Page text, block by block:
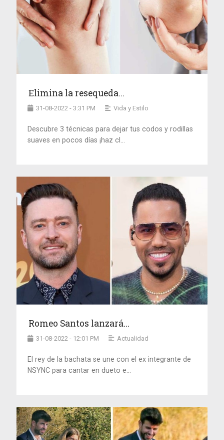
Elimina la resequeda...
31-08-2022 - 3:31 PM Vida y Estilo
Descubre 3 técnicas para dejar tus codos y rodillas
suaves en pocos días ¡haz cl...
Romeo Santos lanzará...
31-08-2022 - 12:01 PM Actualidad
El rey de la bachata se une con el ex integrante de
NSYNC para cantar en dueto e...